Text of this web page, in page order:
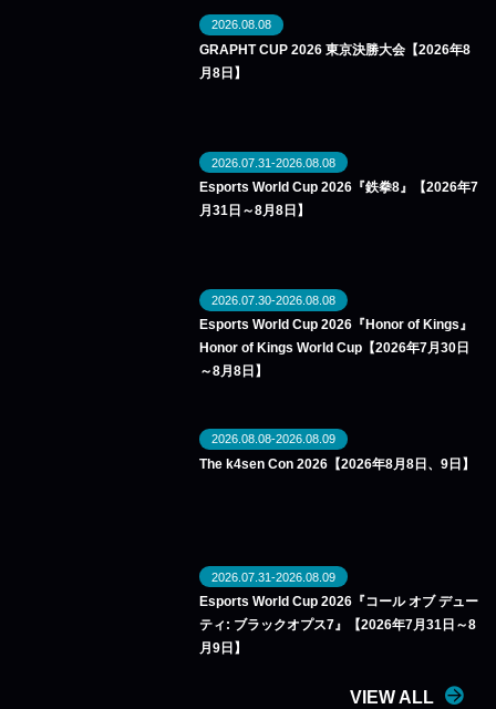
2026.08.08
GRAPHT CUP 2026 東京決勝大会【2026年8
月8日】
2026.07.31-2026.08.08
Esports World Cup 2026『鉄拳8』【2026年7
月31日～8月8日】
2026.07.30-2026.08.08
Esports World Cup 2026『Honor of Kings』
Honor of Kings World Cup【2026年7月30日
～8月8日】
2026.08.08-2026.08.09
The k4sen Con 2026【2026年8月8日、9日】
2026.07.31-2026.08.09
Esports World Cup 2026『コール オブ デュー
ティ: ブラックオプス7』【2026年7月31日～8
月9日】
VIEW ALL